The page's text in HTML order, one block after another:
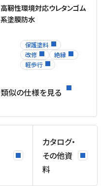
高靭性環境対応ウレタンゴム
系塗膜防水
保護塗料
改修
絶縁
軽歩行
類似の仕様を見る
カタログ・
その他資
料